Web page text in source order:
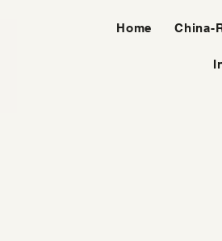
Home China-